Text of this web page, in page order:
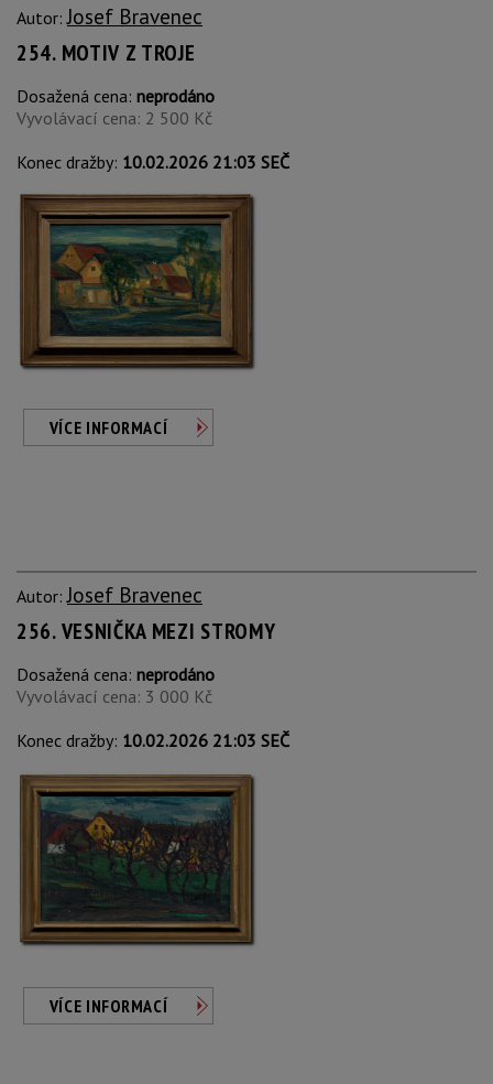
Autor:Josef Bravenec
254. MOTIV Z TROJE
Dosažená cena: neprodáno
Vyvolávací cena: 2 500 Kč
Konec dražby: 10.02.2026 21:03 SEČ
VÍCE INFORMACÍ
Autor:Josef Bravenec
256. VESNIČKA MEZI STROMY
Dosažená cena: neprodáno
Vyvolávací cena: 3 000 Kč
Konec dražby: 10.02.2026 21:03 SEČ
VÍCE INFORMACÍ